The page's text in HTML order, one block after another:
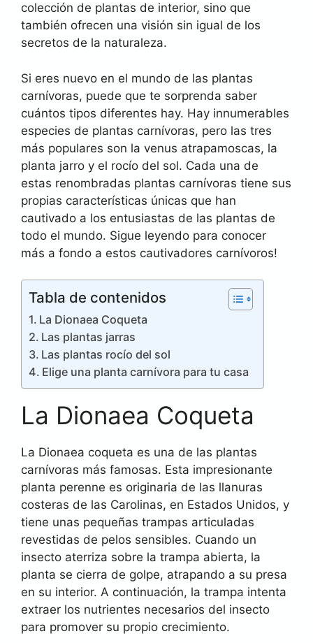
colección de plantas de interior, sino que
también ofrecen una visión sin igual de los
secretos de la naturaleza.
Si eres nuevo en el mundo de las plantas
carnívoras, puede que te sorprenda saber
cuántos tipos diferentes hay. Hay innumerables
especies de plantas carnívoras, pero las tres
más populares son la venus atrapamoscas, la
planta jarro y el rocío del sol. Cada una de
estas renombradas plantas carnívoras tiene sus
propias características únicas que han
cautivado a los entusiastas de las plantas de
todo el mundo. Sigue leyendo para conocer
más a fondo a estos cautivadores carnívoros!
Tabla de contenidos
La Dionaea Coqueta
Las plantas jarras
Las plantas rocío del sol
Elige una planta carnívora para tu casa
La Dionaea Coqueta
La Dionaea coqueta es una de las plantas
carnívoras más famosas. Esta impresionante
planta perenne es originaria de las llanuras
costeras de las Carolinas, en Estados Unidos, y
tiene unas pequeñas trampas articuladas
revestidas de pelos sensibles. Cuando un
insecto aterriza sobre la trampa abierta, la
planta se cierra de golpe, atrapando a su presa
en su interior. A continuación, la trampa intenta
extraer los nutrientes necesarios del insecto
para promover su propio crecimiento.